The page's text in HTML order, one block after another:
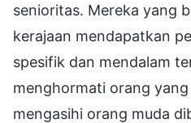
senioritas. Mereka yang
kerajaan mendapatkan
spesifik dan mendalam
menghormati orang
mengasihi orang muda